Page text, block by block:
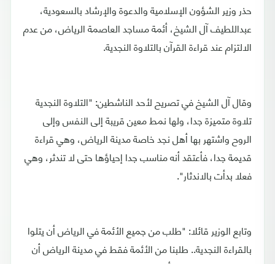
حذر وزير الشؤون الإسلامية والدعوة والإرشاد بالسعودية،
عبداللطيف آل الشيخ، أئمة مساجد العاصمة الرياض، من عدم
الالتزام عند قراءة القرآن بالتلاوة النجدية.
وقال آل الشيخ في تصريح لأحد الناشطين: "التلاوة النجدية
تلاوة متميزة جدا، ولها نمط معين قريبة إلى النفس وإلى
الروح واشتهر بها أهل نجد خاصة مدينة الرياض، وهي قراءة
قديمة جدا، فأعتقد أنه مناسب جدا إحياؤها حتى لا تندثر، وهي
فعلا بدأت بالاندثار".
وتابع الوزير قائلا: "طلب من جميع الأئمة في الرياض أن يتلوا
بالقراءة النجدية.. طلبنا من الأئمة فقط في مدينة الرياض أن